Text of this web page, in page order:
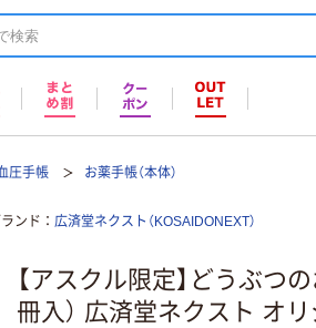
圧手帳 お薬手帳（本体）
ンド 広済堂ネクスト（KOSAIDONEXT）
【アスクル限定】どうぶつ
冊入） 広済堂ネクスト オ